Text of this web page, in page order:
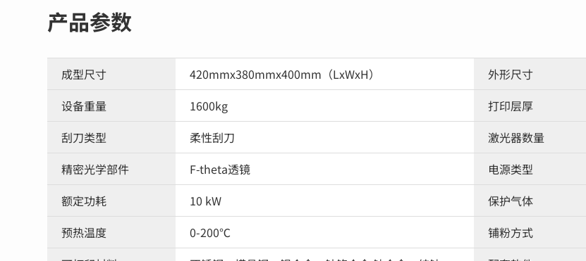
产品参数
成型尺寸 420mmx380mmx400mm（LxWxH） 外形尺寸
设备重量
1600kg 打印层厚
刮刀类型
柔性刮刀 激光器数量
精密光学部件
F-theta透镜 电源类型
额定功耗
10 kW 保护气体
预热温度
0-200℃ 铺粉方式